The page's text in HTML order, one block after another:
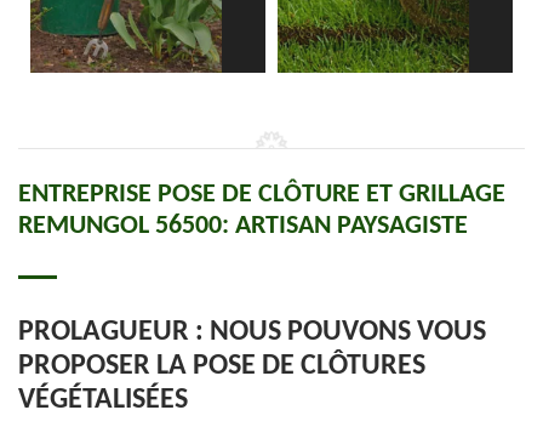
ENTREPRISE POSE DE CLÔTURE ET GRILLAGE
REMUNGOL 56500: ARTISAN PAYSAGISTE
PROLAGUEUR : NOUS POUVONS VOUS
PROPOSER LA POSE DE CLÔTURES
VÉGÉTALISÉES